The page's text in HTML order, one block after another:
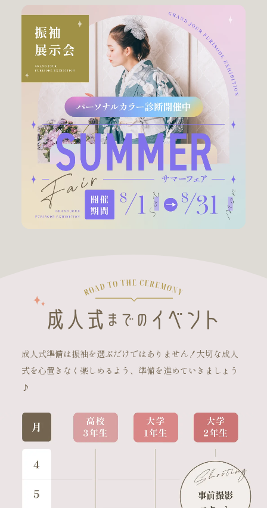
成人式準備は振袖を選ぶだけではありません！大切な成人
式を心置きなく楽しめるよう、準備を進めていきましょう
♪